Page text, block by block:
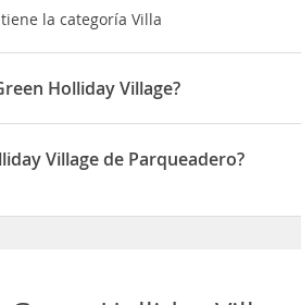
la categoría Villa
Holliday Village?
situado en Elokuja 6B
Village de Parqueadero?